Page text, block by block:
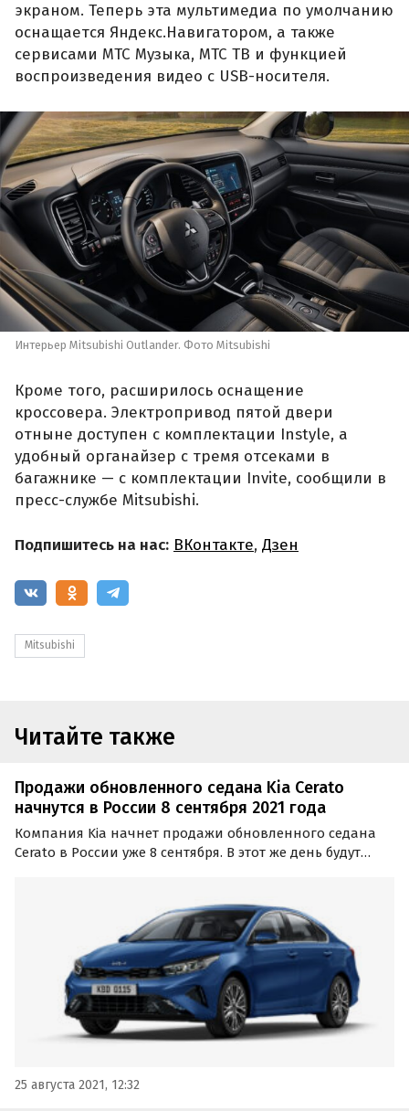
экраном. Теперь эта мультимедиа по умолчанию
оснащается Яндекс.Навигатором, а также
сервисами МТС Музыка, МТС ТВ и функцией
воспроизведения видео с USB-носителя.
Интерьер Mitsubishi Outlander. Фото Mitsubishi
Кроме того, расширилось оснащение
кроссовера. Электропривод пятой двери
отныне доступен с комплектации Instyle, а
удобный органайзер с тремя отсеками в
багажнике — с комплектации Invite, сообщили в
пресс-службе Mitsubishi.
Подпишитесь на нас: ВКонтакте, Дзен
Mitsubishi
Читайте также
Продажи обновленного седана Kia Cerato
начнутся в России 8 сентября 2021 года
Компания Kia начнет продажи обновленного седана
Cerato в России уже 8 сентября. В этот же день будут
25 августа 2021, 12:32